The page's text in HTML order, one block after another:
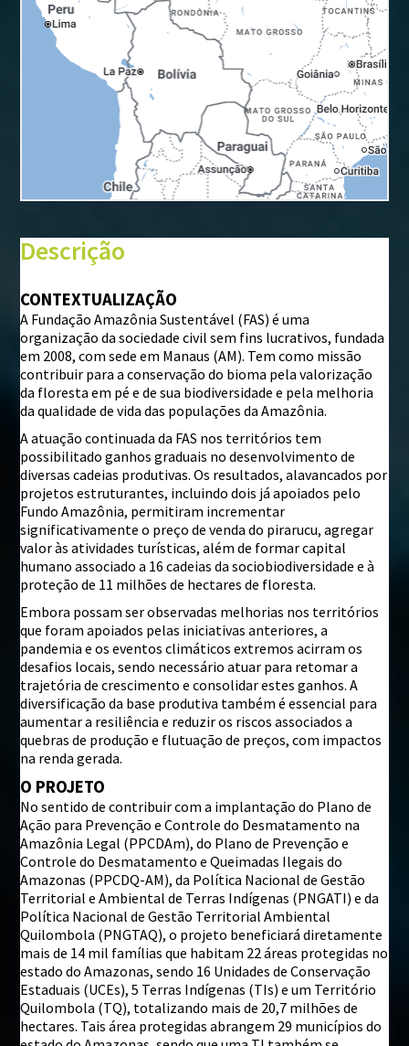
©Mapbox©OpenStreetMap
i
Descrição
CONTEXTUALIZAÇÃO
A Fundação Amazônia Sustentável (FAS) é uma
organização da sociedade civil sem fins lucrativos, fundada
em 2008, com sede em Manaus (AM). Tem como missão
contribuir para a conservação do bioma pela valorização
da floresta em pé e de sua biodiversidade e pela melhoria
da qualidade de vida das populações da Amazônia.
A atuação continuada da FAS nos territórios tem
possibilitado ganhos graduais no desenvolvimento de
diversas cadeias produtivas. Os resultados, alavancados por
projetos estruturantes, incluindo dois já apoiados pelo
Fundo Amazônia, permitiram incrementar
significativamente o preço de venda do pirarucu, agregar
valor às atividades turísticas, além de formar capital
humano associado a 16 cadeias da sociobiodiversidade e à
proteção de 11 milhões de hectares de floresta.
Embora possam ser observadas melhorias nos territórios
que foram apoiados pelas iniciativas anteriores, a
pandemia e os eventos climáticos extremos acirram os
desafios locais, sendo necessário atuar para retomar a
trajetória de crescimento e consolidar estes ganhos. A
diversificação da base produtiva também é essencial para
aumentar a resiliência e reduzir os riscos associados a
quebras de produção e flutuação de preços, com impactos
na renda gerada.
O PROJETO
No sentido de contribuir com a implantação do Plano de
Ação para Prevenção e Controle do Desmatamento na
Amazônia Legal (PPCDAm), do Plano de Prevenção e
Controle do Desmatamento e Queimadas Ilegais do
Amazonas (PPCDQ-AM), da Política Nacional de Gestão
Territorial e Ambiental de Terras Indígenas (PNGATI) e da
Política Nacional de Gestão Territorial Ambiental
Quilombola (PNGTAQ), o projeto beneficiará diretamente
mais de 14 mil famílias que habitam 22 áreas protegidas no
estado do Amazonas, sendo 16 Unidades de Conservação
Estaduais (UCEs), 5 Terras Indígenas (TIs) e um Território
Quilombola (TQ), totalizando mais de 20,7 milhões de
hectares. Tais área protegidas abrangem 29 municípios do